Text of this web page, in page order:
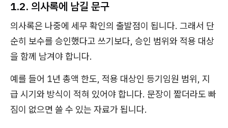
1.2. 의사록에 남길 문구
의사록은 나중에 세무 확인의 출발점이 됩니다. 그래서 단
순히 보수를 승인했다고 쓰기보다, 승인 범위와 적용 대상
을 함께 남겨야 합니다.
예를 들어 1년 총액 한도, 적용 대상인 등기임원 범위, 지
급 시기와 방식이 적혀 있어야 합니다. 문장이 짧더라도 빠
짐이 없으면 쓸 수 있는 자료가 됩니다.